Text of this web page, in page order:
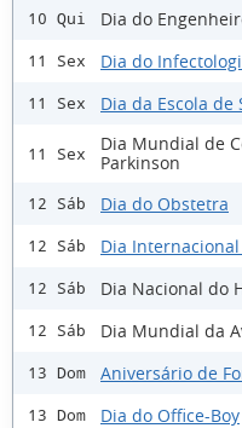
10 Qui Dia do
11 Sex Dia do
11 Sex Dia da Escola de
11 Sex
Dia Mundial de
Parkinson
12 Sáb Dia do Obstetra
12 Sáb Dia
12 Sáb Dia Nacional do
12 Sáb Dia Mundial da
13 Dom Aniversário de
13 Dom Dia do Office-Boy